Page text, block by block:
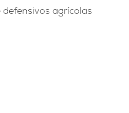
agrícolas